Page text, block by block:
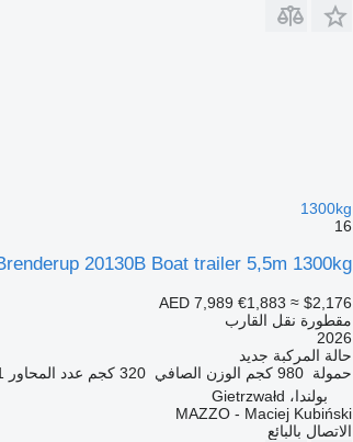
1300kg
16
20130B Boat trailer 5,5m 1300kg
AED 7,989 €1,883 ≈ $2,176
مقطورة نقل القارب
2026
حالة المركبة جديد
حمولة 980 كجم الوزن الصافي 320 كجم عدد المحاور
بولندا، Gietrzwałd
MAZZO - Maciej Kubiński
الاتصال بالبائع